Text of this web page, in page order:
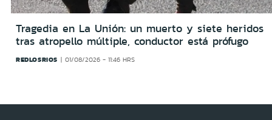
Tragedia en La Unión: un muerto y siete heridos
tras atropello múltiple, conductor está prófugo
REDLOSRIOS 01/08/2026 - 11:46 HRS